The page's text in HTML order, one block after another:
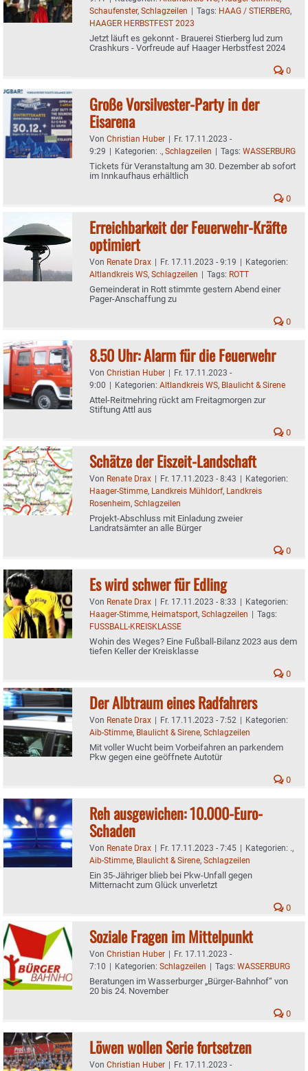
Schaufenster, Schlagzeilen | Tags: HAAG / STIERBERG,
HAAGER HERBSTFEST 2023
Jetzt läuft es gekonnt - Brauerei Stierberg lud zum
Crashkurs - Vorfreude auf Haager Herbstfest 2024
0
Große Vorsilvester-Party in der
Eisarena
Von Christian Huber | Fr. 17.11.2023 -
9:29 | Kategorien: ., Schlagzeilen | Tags: WASSERBURG
Tickets für Veranstaltung am 30. Dezember ab sofort
im Innkaufhaus erhältlich
0
Erreichbarkeit der Feuerwehr-Kräfte
optimiert
Von Renate Drax | Fr. 17.11.2023 - 9:19 | Kategorien:
Altlandkreis WS, Schlagzeilen | Tags: ROTT
Gemeinderat in Rott stimmte gestern Abend einer
Pager-Anschaffung zu
0
8.50 Uhr: Alarm für die Feuerwehr
Von Christian Huber | Fr. 17.11.2023 -
9:00 | Kategorien: Altlandkreis WS, Blaulicht & Sirene
Attel-Reitmehring rückt am Freitagmorgen zur
Stiftung Attl aus
0
Schätze der Eiszeit-Landschaft
Von Renate Drax | Fr. 17.11.2023 - 8:43 | Kategorien:
Haager-Stimme, Landkreis Mühldorf, Landkreis
Rosenheim, Schlagzeilen
Projekt-Abschluss mit Einladung zweier
Landratsämter an alle Bürger
0
Es wird schwer für Edling
Von Renate Drax | Fr. 17.11.2023 - 8:33 | Kategorien:
Haager-Stimme, Heimatsport, Schlagzeilen | Tags:
FUSSBALL-KREISKLASSE
Wohin des Weges? Eine Fußball-Bilanz 2023 aus dem
tiefen Keller der Kreisklasse
0
Der Albtraum eines Radfahrers
Von Renate Drax | Fr. 17.11.2023 - 7:52 | Kategorien:
Aib-Stimme, Blaulicht & Sirene, Schlagzeilen
Mit voller Wucht beim Vorbeifahren an parkendem
Pkw gegen eine geöffnete Autotür
0
Reh ausgewichen: 10.000-Euro-
Schaden
Von Renate Drax | Fr. 17.11.2023 - 7:45 | Kategorien: .,
Aib-Stimme, Blaulicht & Sirene, Schlagzeilen
Ein 35-Jähriger blieb bei Pkw-Unfall gegen
Mitternacht zum Glück unverletzt
0
Soziale Fragen im Mittelpunkt
Von Christian Huber | Fr. 17.11.2023 -
7:10 | Kategorien: Schlagzeilen | Tags: WASSERBURG
Beratungen im Wasserburger „Bürger-Bahnhof“ von
20 bis 24. November
0
Löwen wollen Serie fortsetzen
Von Christian Huber | Fr. 17.11.2023 -